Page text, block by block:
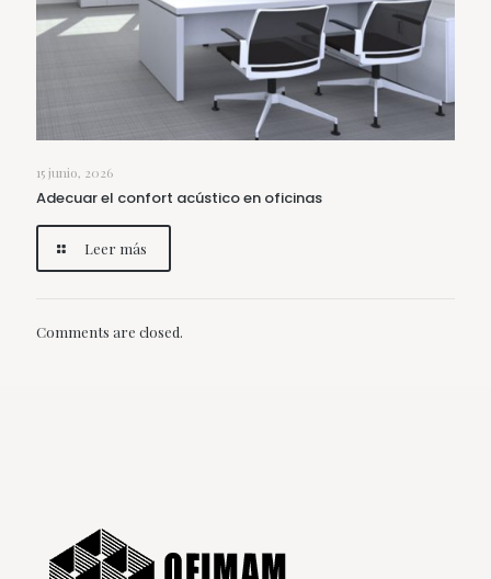
15 junio, 2026
Adecuar el confort acústico en oficinas
Leer más
Comments are closed.